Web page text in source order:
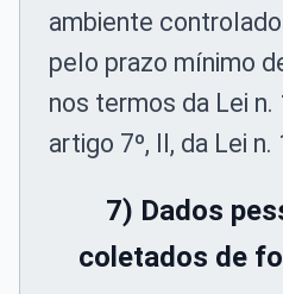
ambiente
pelo prazo mínimo
nos termos da Lei
artigo 7º, II, da Lei
7) Dados
coletados de